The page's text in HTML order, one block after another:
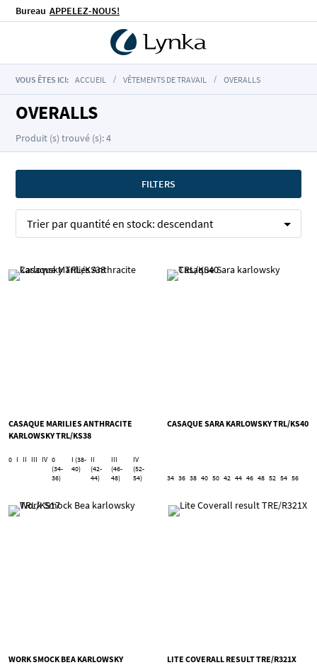
Bureau APPELEZ-NOUS!
VOUS ÊTES ICI: ACCUEIL VÊTEMENTS DE TRAVAIL OVERALLS
OVERALLS
Produit (s) trouvé (s): 4
FILTERS
Trier parquantité en stock: descendant
CASAQUE MARILIES ANTHRACITE
KARLOWSKY TRL/KS38
0 I II III IV 0
(34-
36)
I (38-
40)
II
(42-
44)
III
(46-
48)
IV
(52-
54)
CASAQUE SARA KARLOWSKY TRL/KS40
34 36 38 40 50 42 44 46 48 52 54 56
WORK SMOCK BEA KARLOWSKY
LITE COVERALL RESULT TRE/R321X